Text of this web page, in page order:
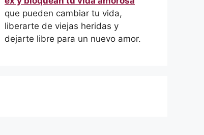
que pueden cambiar tu vida,
liberarte de viejas heridas y
dejarte libre para un nuevo amor.